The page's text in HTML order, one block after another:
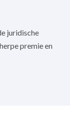
juridische
premie en